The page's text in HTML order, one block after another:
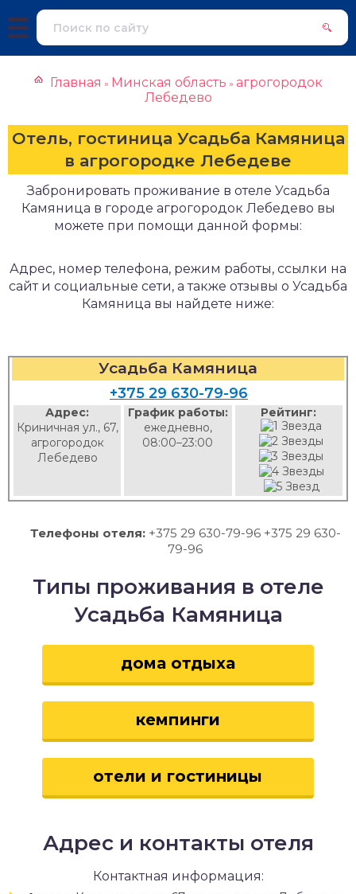
Главная » Минская область » агрогородок
Лебедево
Отель, гостиница Усадьба Камяница
в агрогородке Лебедеве
Забронировать проживание в отеле Усадьба
Камяница в городе агрогородок Лебедево вы
можете при помощи данной формы:
Адрес, номер телефона, режим работы, ссылки на
сайт и социальные сети, а также отзывы о Усадьба
Камяница вы найдете ниже:
Усадьба Камяница
+375 29 630-79-96
Адрес:
Криничная ул., 67,
агрогородок
Лебедево
График работы:
ежедневно,
08:00–23:00
Рейтинг:
Телефоны отеля: +375 29 630-79-96 +375 29 630-
79-96
Типы проживания в отеле
Усадьба Камяница
дома отдыха
кемпинги
отели и гостиницы
Адрес и контакты отеля
Контактная информация: